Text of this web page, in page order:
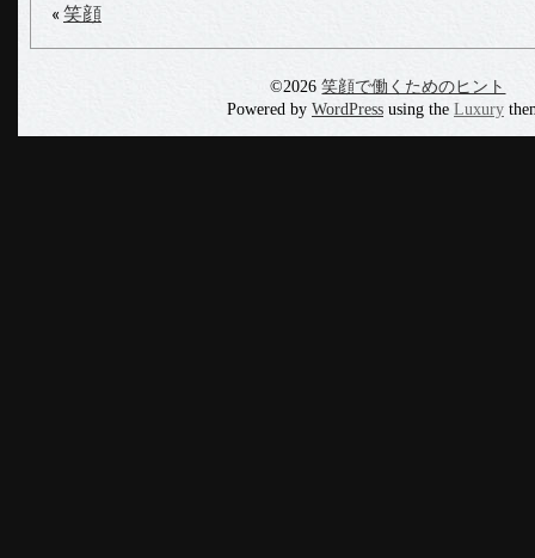
« 笑顔
©2026笑顔で働くためのヒント
Powered by WordPress using the Luxury